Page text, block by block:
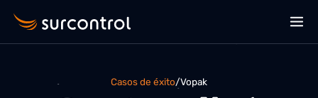
Casos de éxito/ vopak